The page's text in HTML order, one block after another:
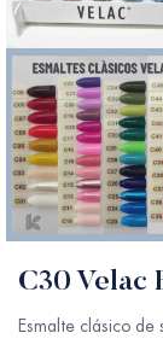
C30 Velac
Esmalte clásico de